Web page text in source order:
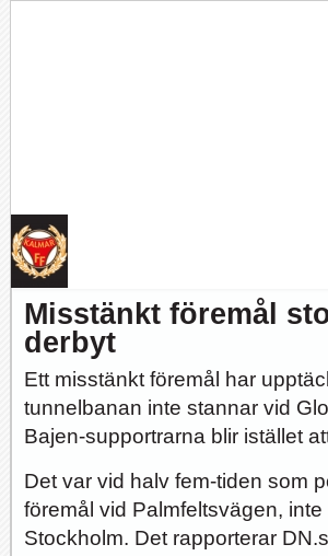
Tankar om KFFs framtid
Efter förlusten borta mot AFC
Image:
Nystart med Nanne Så kom då det som väl alla väntat
Image:
Hur länge orkar Swärdh?
Under en längre tid har
Image:
Misstänkt föremål
derbyt
Ett misstänkt föremål har
tunnelbanan inte stannar vid
Bajen-supportrarna blir istället
Det var vid halv fem-tiden som
föremål vid Palmfeltsvägen,
Stockholm. Det rapporterar